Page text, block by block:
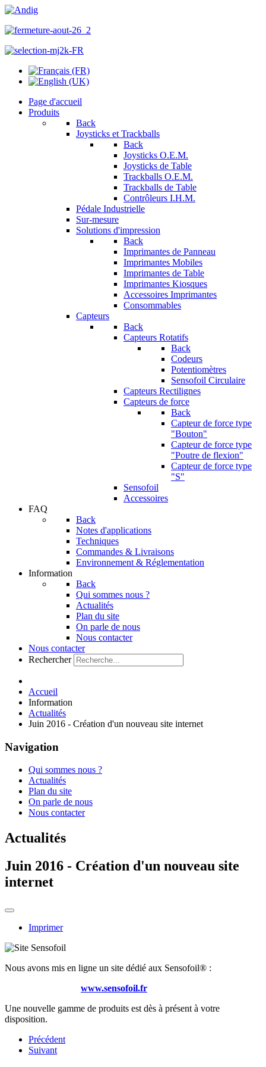
Page d'accueil
Produits
Back
Joysticks et Trackballs
Back
Joysticks O.E.M.
Joysticks de Table
Trackballs O.E.M.
Trackballs de Table
Contrôleurs I.H.M.
Pédale Industrielle
Sur-mesure
Solutions d'impression
Back
Imprimantes de Panneau
Imprimantes Mobiles
Imprimantes de Table
Imprimantes Kiosques
Accessoires Imprimantes
Consommables
Capteurs
Back
Capteurs Rotatifs
Back
Codeurs
Potentiomètres
Sensofoil Circulaire
Capteurs Rectilignes
Capteurs de force
Back
Capteur de force type
"Bouton"
Capteur de force type
"Poutre de flexion"
Capteur de force type
"S"
Sensofoil
Accessoires
FAQ
Back
Notes d'applications
Techniques
Commandes & Livraisons
Environnement & Réglementation
Information
Back
Qui sommes nous ?
Actualités
Plan du site
On parle de nous
Nous contacter
Nous contacter
Rechercher
Accueil
Information
Actualités
Juin 2016 - Création d'un nouveau site internet
Navigation
Qui sommes nous ?
Actualités
Plan du site
On parle de nous
Nous contacter
Actualités
Juin 2016 - Création d'un nouveau site
internet
Imprimer
Nous avons mis en ligne un site dédié aux Sensofoil® :
www.sensofoil.fr
Une nouvelle gamme de produits est dès à présent à votre
disposition.
Précédent
Suivant